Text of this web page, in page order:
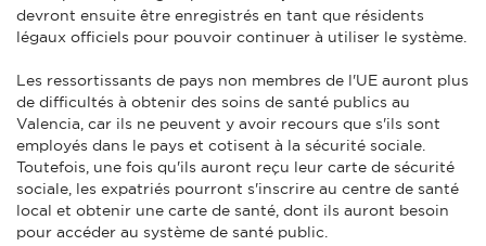
devront ensuite être enregistrés en tant que résidents
légaux officiels pour pouvoir continuer à utiliser le système.
Les ressortissants de pays non membres de l'UE auront plus
de difficultés à obtenir des soins de santé publics au
Valencia, car ils ne peuvent y avoir recours que s'ils sont
employés dans le pays et cotisent à la sécurité sociale.
Toutefois, une fois qu'ils auront reçu leur carte de sécurité
sociale, les expatriés pourront s'inscrire au centre de santé
local et obtenir une carte de santé, dont ils auront besoin
pour accéder au système de santé public.